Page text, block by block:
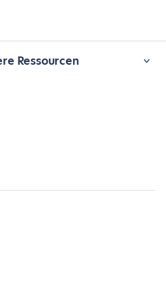
Ressourcen